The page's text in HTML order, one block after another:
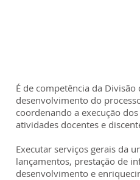
É de competência da
desenvolvimento do
coordenando a execução
atividades docentes e
Executar serviços gerais da
lançamentos, prestação de
desenvolvimento e